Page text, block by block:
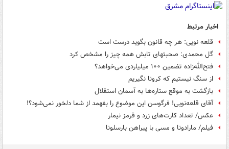
اخبار مرتبط
قلعه نویی: هر چه قانون بگوید درست است
گل محمدی: صحبتهای تابش همه چیز را مشخص کرد
فتح‌الله‌زاده تضمین ۱۰۰ میلیاردی می‌خواهد؟
از سنگ نیستیم که کرونا نگیریم
بازگشت به موقع ستاره‌ها به آسمان استقلال
آقای قلعه‌نویی! فرگوسن این موضوع را بفهمد از شما دلخور نمی‌شود؟!
عکس/ تعداد کارت‌های زرد و قرمز نیمار
فیلم/ مارادونا و مسی با پیراهن بارسلونا